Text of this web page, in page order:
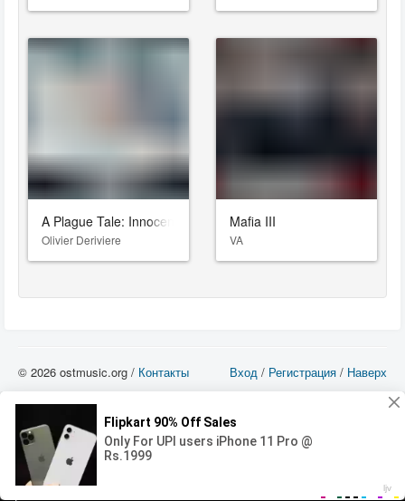
Error loading media: File could not be played 00:00
A Plague Tale: Innocence
Olivier Deriviere
Mafia III
VA
Вход / Регистрация / Наверх
© 2026 ostmusic.org / Контакты
можете использовать такие материалы только в том в случае, если
использование производится с ознакомительными целями - для прочих целей
вы должны приобрести лицензионную запись.